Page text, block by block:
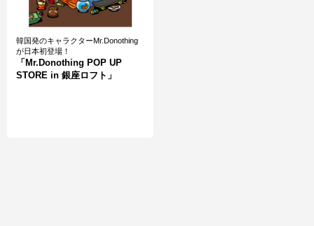
韓国発のキャラクターMr.Donothing
が日本初登場！
「Mr.Donothing POP UP
STORE in 銀座ロフト」